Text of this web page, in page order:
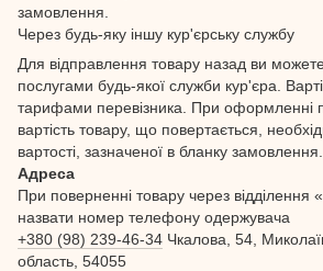
замовлення.
Через будь-яку іншу кур'єрську службу
Для відправлення товару назад ви
послугами будь-якої служби кур'єра.
тарифами перевізника. При оформленні
вартість товару, що повертається,
вартості, зазначеної в бланку замовлення.
Адреса
При поверненні товару через відділення
назвати номер телефону одержувача
+380 (98) 239-46-34 Чкалова, 54,
область, 54055